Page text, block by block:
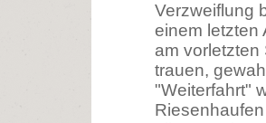
Verzweiflung
einem letzten
am vorletzten
trauen,
"Weiterfahrt"